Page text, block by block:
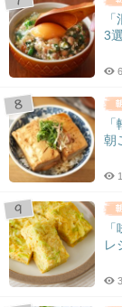
3選
朝
レ